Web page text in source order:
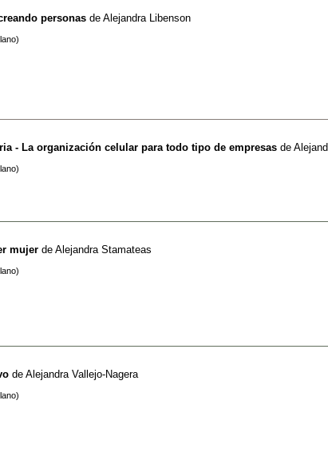
personas de Alejandra Libenson
- La organización celular para todo tipo de empresas de
mujer de Alejandra Stamateas
de Alejandra Vallejo-Nagera